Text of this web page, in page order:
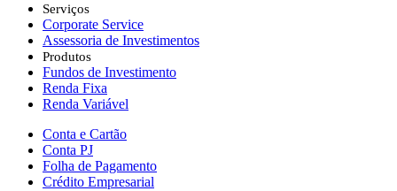
Serviços
Corporate Service
Assessoria de Investimentos
Produtos
Fundos de Investimento
Renda Fixa
Renda Variável
Conta e Cartão
Conta PJ
Folha de Pagamento
Crédito Empresarial